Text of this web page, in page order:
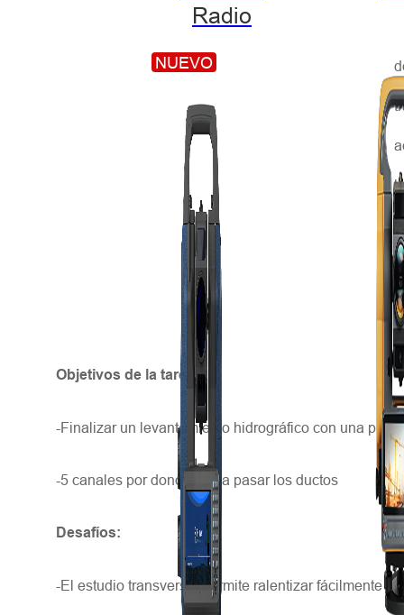
Radio
NUEVO
Objetivos de la tarea:
-Finalizar un levantamiento hidrográfico con una
-5 canales por donde van a pasar los ductos
Desafíos:
-El estudio transversal permite ralentizar fácilmente